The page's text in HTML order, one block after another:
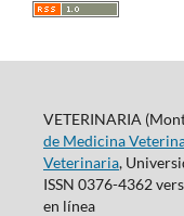
VETERINARIA
de Medicina
Veterinaria,
ISSN 0376-4362
en línea